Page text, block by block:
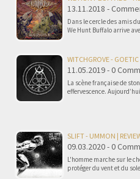
13.11.2018 -
Dans le cercle des amis
We Hunt Buffalo arrive
WITCHGROVE - GOETIC
11.05.2019 - 0
La scène française de
effervescence.
SLIFT - UMMON |
09.03.2020 - 0
L'homme marche sur le
protéger du vent et du